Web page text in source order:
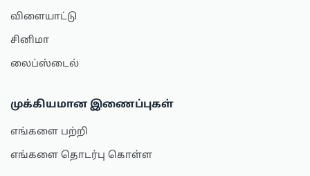
விளையாட்டு
சினிமா
லைப்ஸ்டைல்
முக்கியமான இணைப்புகள்
எங்களை பற்றி
எங்களை தொடர்பு கொள்ள